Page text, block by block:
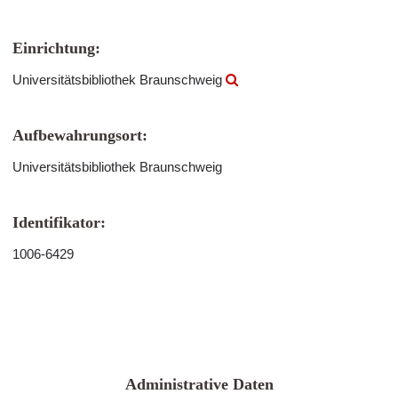
Einrichtung:
Universitätsbibliothek Braunschweig
Aufbewahrungsort:
Universitätsbibliothek Braunschweig
Identifikator:
1006-6429
Administrative Daten